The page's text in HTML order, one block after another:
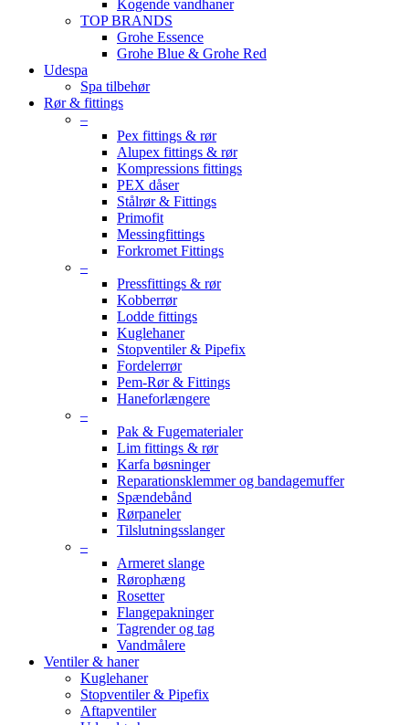
Kogende vandhaner
TOP BRANDS
Grohe Essence
Grohe Blue & Grohe Red
Udespa
Spa tilbehør
Rør & fittings
–
Pex fittings & rør
Alupex fittings & rør
Kompressions fittings
PEX dåser
Stålrør & Fittings
Primofit
Messingfittings
Forkromet Fittings
–
Pressfittings & rør
Kobberrør
Lodde fittings
Kuglehaner
Stopventiler & Pipefix
Fordelerrør
Pem-Rør & Fittings
Haneforlængere
–
Pak & Fugematerialer
Lim fittings & rør
Karfa bøsninger
Reparationsklemmer og bandagemuffer
Spændebånd
Rørpaneler
Tilslutningsslanger
–
Armeret slange
Rørophæng
Rosetter
Flangepakninger
Tagrender og tag
Vandmålere
Ventiler & haner
Kuglehaner
Stopventiler & Pipefix
Aftapventiler